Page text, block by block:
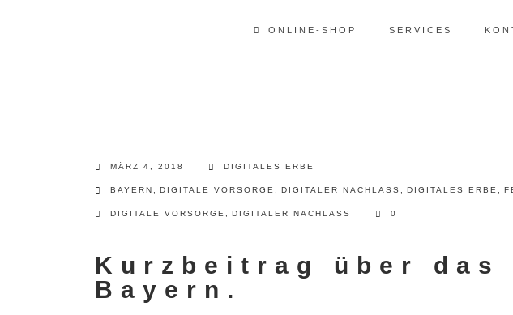
ONLINE-SHOP SERVICES
MÄRZ 4, 2018 DIGITALES ERBE
BAYERN DIGITALE VORSORGE DIGITALER NACHLASS DIGITALES ERBE
DIGITALE VORSORGE DIGITALER NACHLASS 0
Kurzbeitrag über
Bayern.